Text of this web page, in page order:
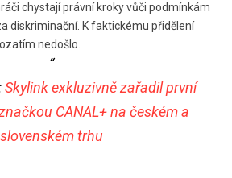
chystají právní kroky vůči podmínkám
diskriminační. K faktickému přidělení
nedošlo.
Skylink exkluzivně zařadil první
CANAL+ na českém a
slovenském trhu